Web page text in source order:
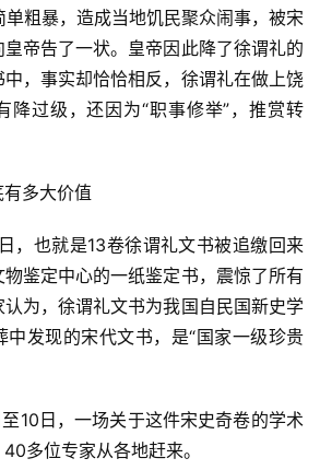
单粗暴，造成当地饥民聚众闹事，被宋
帝告了一状。皇帝因此降了徐谓礼的
，事实却恰恰相反，徐谓礼在做上饶
降过级，还因为“职事修举”，推赏转
多大价值
也就是13卷徐谓礼文书被追缴回来
鉴定中心的一纸鉴定书，震惊了所有
为，徐谓礼文书为我国自民国新史学
中发现的宋代文书，是“国家一级珍贵
日，一场关于这件宋史奇卷的学术
多位专家从各地赶来。